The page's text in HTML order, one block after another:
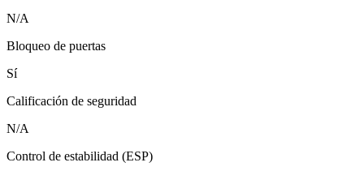
N/A
Bloqueo de puertas
Sí
Calificación de seguridad
N/A
Control de estabilidad (ESP)